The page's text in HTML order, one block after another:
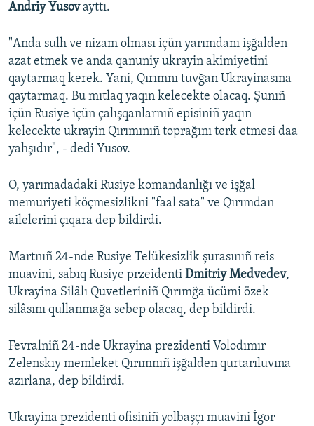
Andriy Yusovayttı.
"Anda sulh ve nizam olması içün yarımdanı işğalden
azat etmek ve anda qanuniy ukrayin akimiyetini
qaytarmaq kerek. Yani, Qırımnı tuvğan Ukrayinasına
qaytarmaq. Bu mıtlaq yaqın kelecekte olacaq. Şunıñ
içün Rusiye içün çalışqanlarnıñ episiniñ yaqın
kelecekte ukrayin Qırımınıñ toprağını terk etmesi daa
yahşıdır", - dedi Yusov.
O, yarımadadaki Rusiye komandanlığı ve işğal
memuriyeti köçmesizlikni "faal sata" ve Qırımdan
ailelerini çıqara dep bildirdi.
Martnıñ 24-nde Rusiye Telükesizlik şurasınıñ reis
muavini, sabıq Rusiye przeidenti Dmitriy Medvedev,
Ukrayina Silâlı Quvetleriniñ Qırımğa ücümi özek
silâsını qullanmağa sebep olacaq, dep bildirdi.
Fevralniñ 24-nde Ukrayina prezidenti Volodımır
Zelenskıy memleket Qırımnıñ işğalden qurtarıluvına
azırlana, dep bildirdi.
Ukrayina prezidenti ofisiniñ yolbaşçı muavini İgor